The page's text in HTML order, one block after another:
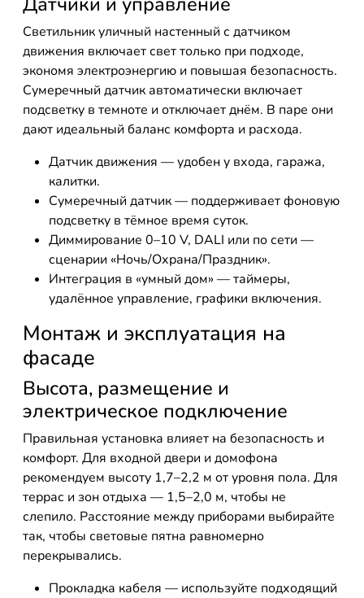
Светильник уличный настенный с датчиком
движения включает свет только при подходе,
экономя электроэнергию и повышая безопасность.
Сумеречный датчик автоматически включает
подсветку в темноте и отключает днём. В паре они
дают идеальный баланс комфорта и расхода.
Датчик движения — удобен у входа, гаража,
калитки.
Сумеречный датчик — поддерживает фоновую
подсветку в тёмное время суток.
Диммирование 0–10 V, DALI или по сети —
сценарии «Ночь/Охрана/Праздник».
Интеграция в «умный дом» — таймеры,
удалённое управление, графики включения.
Монтаж и эксплуатация на
фасаде
Высота, размещение и
электрическое подключение
Правильная установка влияет на безопасность и
комфорт. Для входной двери и домофона
рекомендуем высоту 1,7–2,2 м от уровня пола. Для
террас и зон отдыха — 1,5–2,0 м, чтобы не
слепило. Расстояние между приборами выбирайте
так, чтобы световые пятна равномерно
перекрывались.
Прокладка кабеля — используйте подходящий